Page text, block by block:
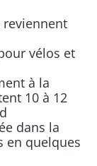
vélos et
à la
10 à 12
dans la
en quelques